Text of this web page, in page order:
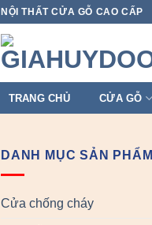
NỘI THẤT CỬA GỖ CAO CẤP
TRANG CHỦ CỬA GỖ
DANH MỤC SẢN PHẨM
Cửa chống cháy